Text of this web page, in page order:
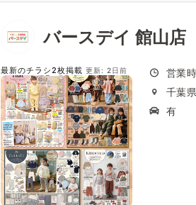
バースデイ 館山店
最新のチラシ2枚掲載 更新: 2日前
営業
千葉
有